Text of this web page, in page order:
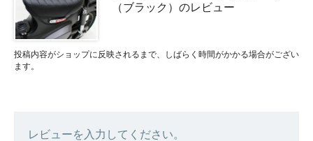
（ブラック）のレビュー
投稿内容がショップに反映されるまで、しばらく時間がかかる場合がござい
ます。
レビューを入力してください。